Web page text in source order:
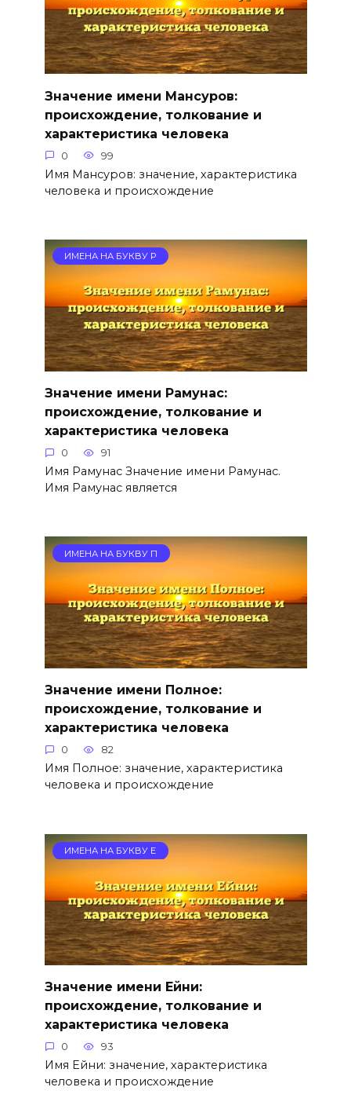
Значение имени Мансуров:
происхождение, толкование и
характеристика человека
0 99
Имя Мансуров: значение, характеристика
человека и происхождение
ИМЕНА НА БУКВУ Р
Значение имени Рамунас:
происхождение, толкование и
характеристика человека
0 91
Имя Рамунас Значение имени Рамунас.
Имя Рамунас является
ИМЕНА НА БУКВУ П
Значение имени Полное:
происхождение, толкование и
характеристика человека
0 82
Имя Полное: значение, характеристика
человека и происхождение
ИМЕНА НА БУКВУ Е
Значение имени Ейни:
происхождение, толкование и
характеристика человека
0 93
Имя Ейни: значение, характеристика
человека и происхождение